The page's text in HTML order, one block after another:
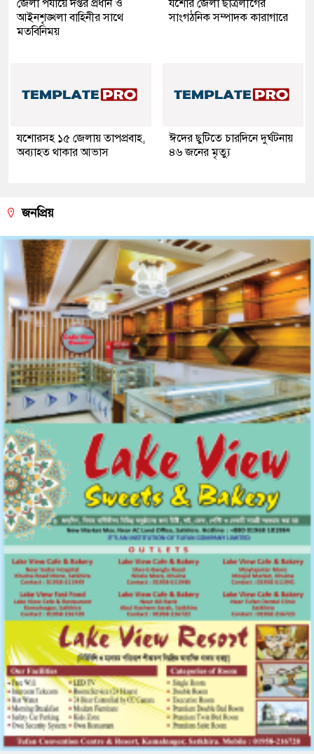
জেলা পর্যায়ে দপ্তর প্রধান ও
আইনশৃঙ্খলা বাহিনীর সাথে
মতবিনিময়
যশোর জেলা ছাত্রলীগের
সাংগঠনিক সম্পাদক কারাগারে
যশোরসহ ১৫ জেলায় তাপপ্রবাহ,
অব্যাহত থাকার আভাস
ঈদের ছুটিতে চারদিনে দুর্ঘটনায়
৪৬ জনের মৃত্যু
জনপ্রিয়